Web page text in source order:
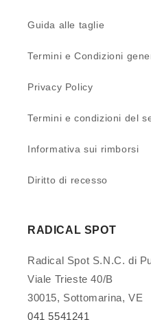
Guida alle taglie
Termini e Condizioni
Privacy Policy
Termini e condizioni del
Informativa sui rimborsi
Diritto di recesso
RADICAL SPOT
Radical Spot S.N.C. di
Viale Trieste 40/B
30015, Sottomarina, VE
041 5541241